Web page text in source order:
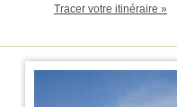
Tracer votre itinéraire »